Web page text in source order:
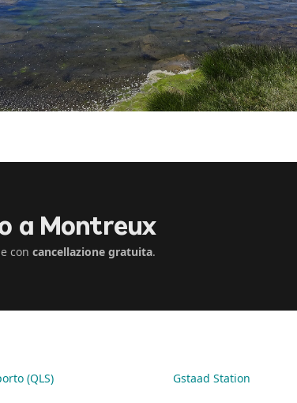
a Montreux
con cancellazione gratuita.
(QLS) Gstaad Station